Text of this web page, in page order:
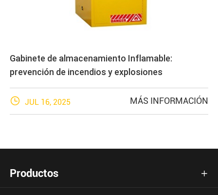
Gabinete de almacenamiento Inflamable:
prevención de incendios y explosiones
 JUL 16, 2025 MÁS INFORMACIÓN
Productos 